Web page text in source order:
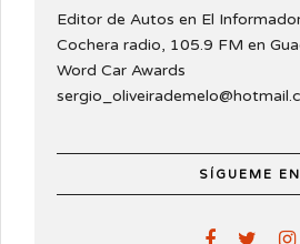
Editor de Autos en El
Cochera radio, 105.9 FM en
Word Car Awards
SÍGUEME EN